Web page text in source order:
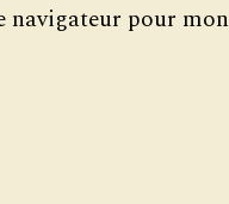
navigateur pour mon